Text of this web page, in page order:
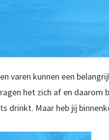
varen kunnen een
het zich af en
drinkt. Maar heb jij